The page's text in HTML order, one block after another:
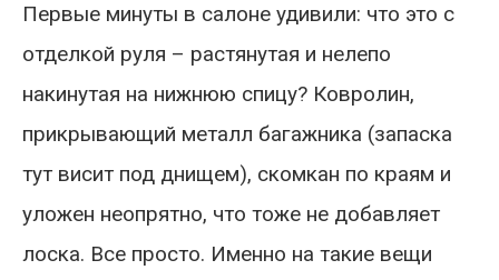
Первые минуты в салоне удивили: что это с
отделкой руля – растянутая и нелепо
накинутая на нижнюю спицу? Ковролин,
прикрывающий металл багажника (запаска
тут висит под днищем), скомкан по краям и
уложен неопрятно, что тоже не добавляет
лоска. Все просто. Именно на такие вещи